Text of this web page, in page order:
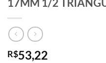
R$53,22